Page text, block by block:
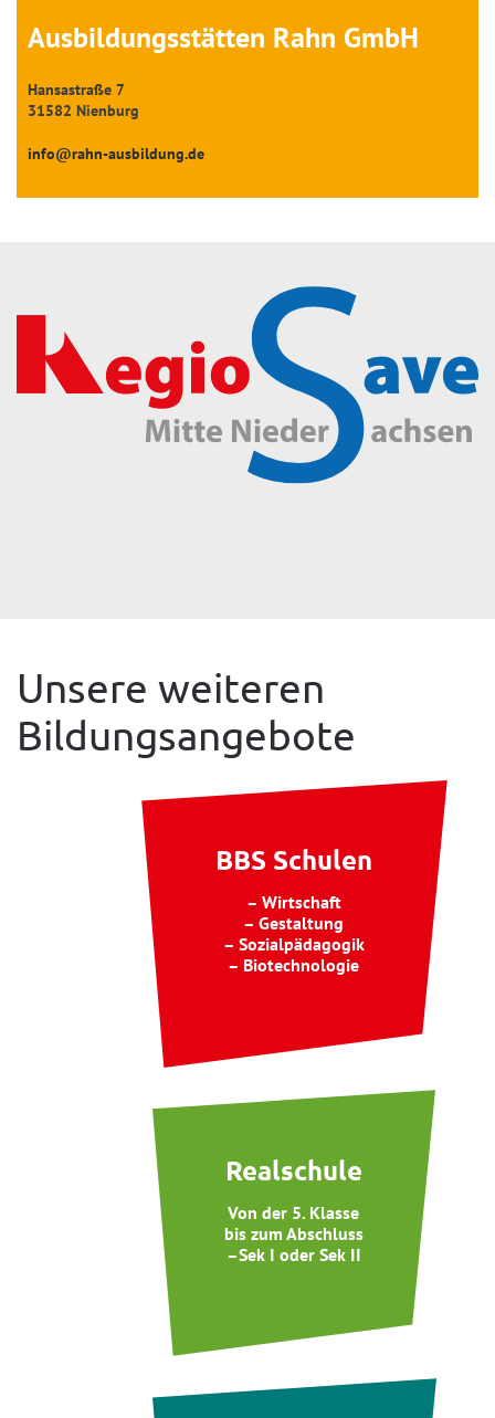
Ausbildungs­stätten Rahn GmbH
Hansastraße 7
31582 Nienburg
info@rahn-ausbildung.de
Unsere weiteren
Bildungsangebote
BBS Schulen
– Wirtschaft
– Gestaltung
– Sozialpädagogik
– Biotechnologie
Realschule
Von der 5. Klasse
bis zum Abschluss
–Sek I oder Sek II